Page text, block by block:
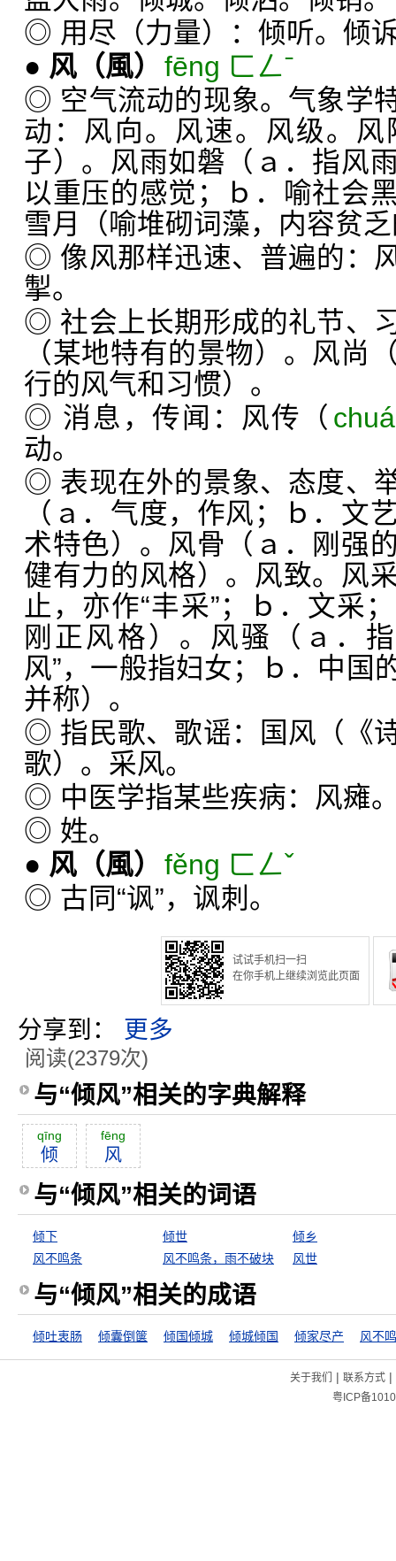
◎ 用尽（力量）：倾听。倾
● 风 （風） fēng ㄈㄥˉ
◎ 空气流动的现象。气象学
动：风向。风速。风级。
子）。风雨如磐（ａ．指风
以重压的感觉；ｂ．喻社会
雪月（喻堆砌词藻，内容贫
◎ 像风那样迅速、普遍的：
掣。
◎ 社会上长期形成的礼节、
（某地特有的景物）。风尚
行的风气和习惯）。
◎ 消息，传闻：风传（
动。
◎ 表现在外的景象、态度、
（ａ．气度，作风；ｂ．文
术特色）。风骨（ａ．刚强
健有力的风格）。风致。风
止，亦作“丰采”；ｂ．文采
刚正风格）。风骚（ａ．
风”，一般指妇女；ｂ．中国
并称）。
◎ 指民歌、歌谣：国风（《
歌）。采风。
◎ 中医学指某些疾病：风瘫
◎ 姓。
● 风 （風） fěng ㄈㄥˇ
◎ 古同“讽”，讽刺。
试试手机扫一扫
在你手机上继续浏览此页面
分享到： 更多
阅读(2379次)
与“倾风”相关的字典解释
qīng
倾
fēng
风
与“倾风”相关的词语
倾下 倾世
倾乡
风不鸣条
风不鸣条，雨不破块 风世
与“倾风”相关的成语
倾吐衷肠 倾囊倒箧 倾国倾城 倾城倾国 倾家尽产 风不
关于我们 | 联系方式|
粤ICP备